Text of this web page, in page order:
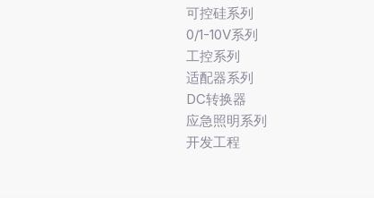
可控硅系列
0/1-10V系列
工控系列
适配器系列
DC转换器
应急照明系列
开发工程